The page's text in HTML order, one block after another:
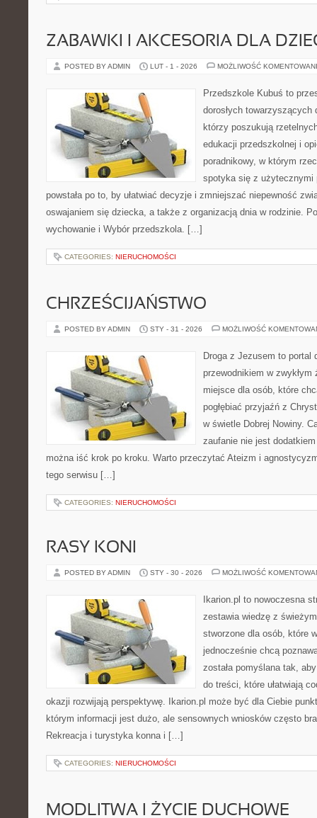
ZABAWKI I AKCESORIA DLA
POSTED BY ADMIN LUT - 1 - 2026 MOŻLIWOŚĆ
Przedszkole Kubuś to
dorosłych
którzy poszukują
edukacji przedszkolnej i
poradnikowy, w którym
spotyka się z użytecznymi
powstała po to, by ułatwiać decyzje i zmniejszać niepewność
oswajaniem się dziecka, a także z organizacją dnia w rodzinie.
wychowanie i Wybór przedszkola. […]
CATEGORIES: NIERUCHOMOŚCI
CHRZEŚCIJAŃSTWO
POSTED BY ADMIN STY - 31 - 2026 MOŻLIWOŚĆ
Droga z Jezusem to portal
przewodnikiem w
miejsce dla osób, które
pogłębiać przyjaźń z
w świetle Dobrej Nowiny.
zaufanie nie jest
można iść krok po kroku. Warto przeczytać Ateizm i
tego serwisu […]
CATEGORIES: NIERUCHOMOŚCI
RASY KONI
POSTED BY ADMIN STY - 30 - 2026 MOŻLIWOŚĆ
Ikarion.pl to nowoczesna
zestawia wiedzę z
stworzone dla osób, które
jednocześnie chcą
została pomyślana tak,
do treści, które ułatwiają
okazji rozwijają perspektywę. Ikarion.pl może być dla Ciebie
którym informacji jest dużo, ale sensownych wniosków często
Rekreacja i turystyka konna i […]
CATEGORIES: NIERUCHOMOŚCI
MODLITWA I ŻYCIE DUCHOWE